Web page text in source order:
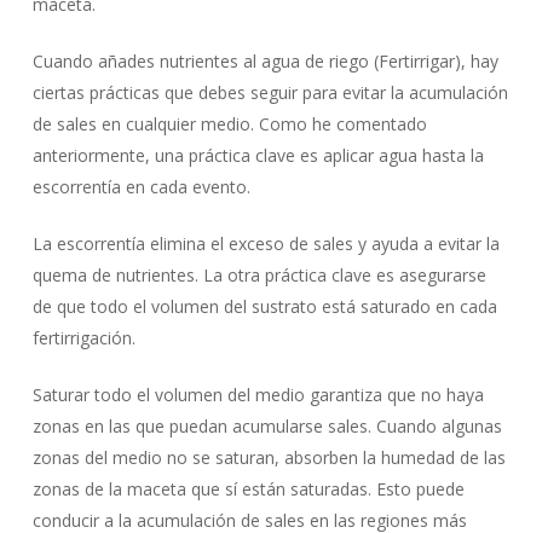
Cuando añades nutrientes al agua de riego (Fertirrigar), hay
ciertas prácticas que debes seguir para evitar la acumulación
de sales en cualquier medio. Como he comentado
anteriormente, una práctica clave es aplicar agua hasta la
escorrentía en cada evento.
La escorrentía elimina el exceso de sales y ayuda a evitar la
quema de nutrientes. La otra práctica clave es asegurarse
de que todo el volumen del sustrato está saturado en cada
fertirrigación.
Saturar todo el volumen del medio garantiza que no haya
zonas en las que puedan acumularse sales. Cuando algunas
zonas del medio no se saturan, absorben la humedad de las
zonas de la maceta que sí están saturadas. Esto puede
conducir a la acumulación de sales en las regiones más